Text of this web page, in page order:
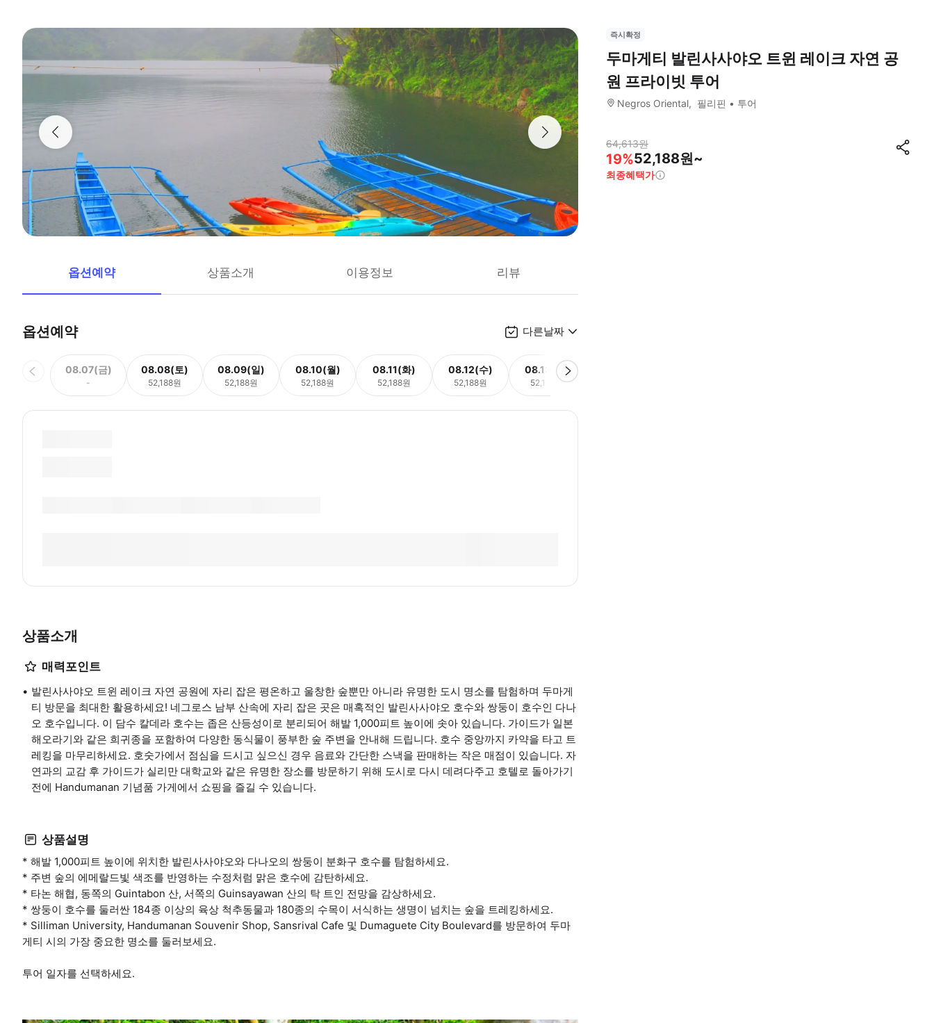
옵션예약 상품소개 이용정보 리뷰
옵션예약 다른날짜
08.07(금)
-
08.08(토)
52,188원
08.09(일)
52,188원
08.10(월)
52,188원
08.11(화)
52,188원
08.12(수)
52,188원
08.13(목)
52,188원
상품소개
매력포인트
발린사사야오 트윈 레이크 자연 공원에 자리 잡은 평온하고 울창한 숲뿐만 아니라 유명한 도시 명소를 탐험하며 두마게
티 방문을 최대한 활용하세요! 네그로스 남부 산속에 자리 잡은 곳은 매혹적인 발린사사야오 호수와 쌍둥이 호수인 다나
오 호수입니다. 이 담수 칼데라 호수는 좁은 산등성이로 분리되어 해발 1,000피트 높이에 솟아 있습니다. 가이드가 일본
해오라기와 같은 희귀종을 포함하여 다양한 동식물이 풍부한 숲 주변을 안내해 드립니다. 호수 중앙까지 카약을 타고 트
레킹을 마무리하세요. 호숫가에서 점심을 드시고 싶으신 경우 음료와 간단한 스낵을 판매하는 작은 매점이 있습니다. 자
연과의 교감 후 가이드가 실리만 대학교와 같은 유명한 장소를 방문하기 위해 도시로 다시 데려다주고 호텔로 돌아가기
전에 Handumanan 기념품 가게에서 쇼핑을 즐길 수 있습니다.
상품설명
* 해발 1,000피트 높이에 위치한 발린사사야오와 다나오의 쌍둥이 분화구 호수를 탐험하세요.
* 주변 숲의 에메랄드빛 색조를 반영하는 수정처럼 맑은 호수에 감탄하세요.
* 타논 해협, 동쪽의 Guintabon 산, 서쪽의 Guinsayawan 산의 탁 트인 전망을 감상하세요.
* 쌍둥이 호수를 둘러싼 184종 이상의 육상 척추동물과 180종의 수목이 서식하는 생명이 넘치는 숲을 트레킹하세요.
* Silliman University, Handumanan Souvenir Shop, Sansrival Cafe 및 Dumaguete City Boulevard를 방문하여 두마
게티 시의 가장 중요한 명소를 둘러보세요.
투어 일자를 선택하세요.
즉시확정
두마게티 발린사사야오 트윈 레이크 자연 공
원 프라이빗 투어
Negros Oriental 필리핀 투어
64,613원
19%52,188원~
최종혜택가